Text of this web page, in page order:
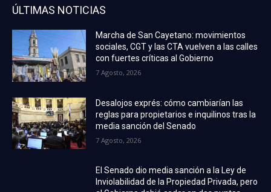
ÚLTIMAS NOTICIAS
Marcha de San Cayetano: movimientos
sociales, CGT y las CTA vuelven a las calles
con fuertes críticas al Gobierno
7 Agosto, 2026
Desalojos exprés: cómo cambiarían las
reglas para propietarios e inquilinos tras la
media sanción del Senado
7 Agosto, 2026
El Senado dio media sanción a la Ley de
Inviolabilidad de la Propiedad Privada, pero